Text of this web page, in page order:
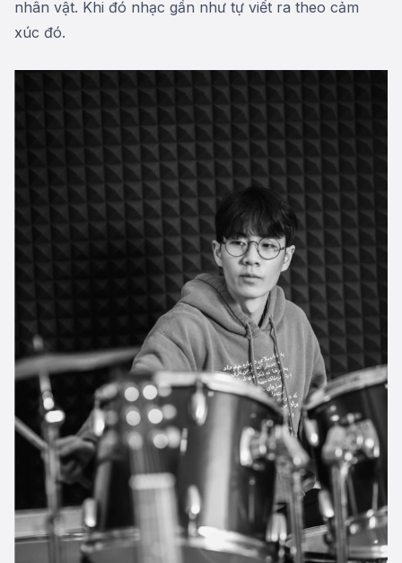
nhân vật. Khi đó nhạc gần như tự viết ra theo cảm
xúc đó.